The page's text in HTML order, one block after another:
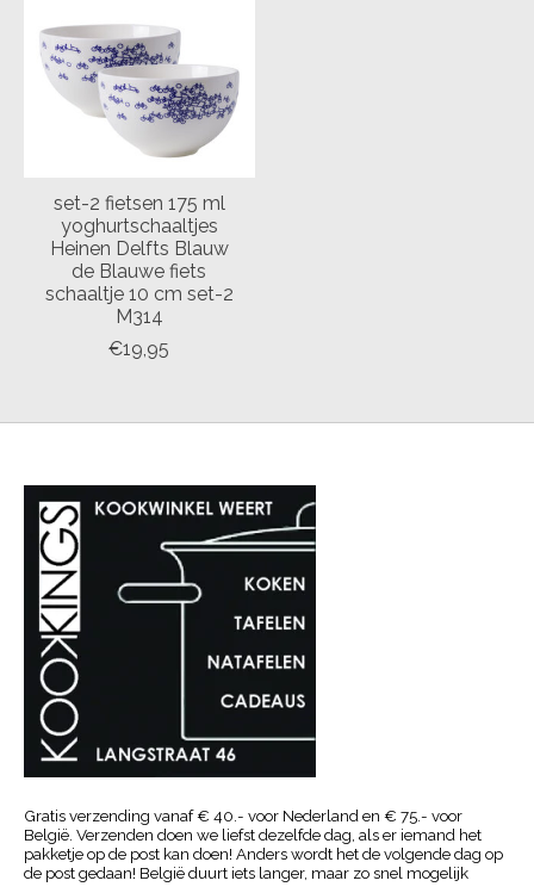
set-2 fietsen 175 ml
yoghurtschaaltjes
Heinen Delfts Blauw
de Blauwe fiets
schaaltje 10 cm set-2
M314
€19,95
Gratis verzending vanaf € 40.- voor Nederland en € 75.- voor
België. Verzenden doen we liefst dezelfde dag, als er iemand het
pakketje op de post kan doen! Anders wordt het de volgende dag op
de post gedaan! België duurt iets langer, maar zo snel mogelijk